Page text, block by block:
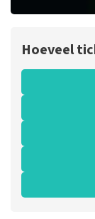
Hoeveel